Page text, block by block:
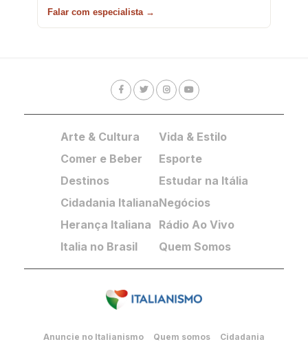
Falar com especialista →
Arte & Cultura
Comer e Beber
Destinos
Cidadania Italiana
Herança Italiana
Italia no Brasil
Vida & Estilo
Esporte
Estudar na Itália
Negócios
Rádio Ao Vivo
Quem Somos
Anuncie no Italianismo Quem somos Cidadania